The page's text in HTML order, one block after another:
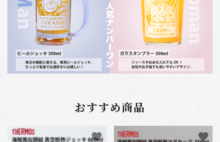
おすすめ商品
favorite favorite